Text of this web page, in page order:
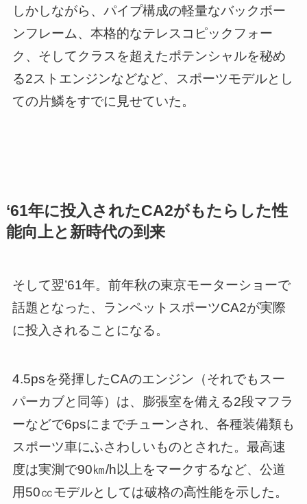
しかしながら、パイプ構成の軽量なバックボー
ンフレーム、本格的なテレスコピックフォー
ク、そしてクラスを超えたポテンシャルを秘め
る2ストエンジンなどなど、スポーツモデルとし
ての片鱗をすでに見せていた。
‘61年に投入されたCA2がもたらした性
能向上と新時代の到来
そして翌’61年。前年秋の東京モーターショーで
話題となった、ランペットスポーツCA2が実際
に投入されることになる。
4.5psを発揮したCAのエンジン（それでもスー
パーカブと同等）は、膨張室を備える2段マフラ
ーなどで6psにまでチューンされ、各種装備類も
スポーツ車にふさわしいものとされた。最高速
度は実測で90㎞/h以上をマークするなど、公道
用50㏄モデルとしては破格の高性能を示した。